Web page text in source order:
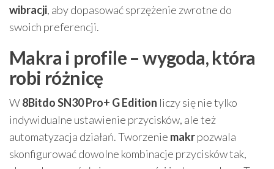
wibracji, aby dopasować sprzężenie zwrotne do
swoich preferencji.
Makra i profile – wygoda, która
robi różnicę
W8Bitdo SN30 Pro+ G Edition liczy się nie tylko
indywidualne ustawienie przycisków, ale też
automatyzacja działań. Tworzenie makrpozwala
skonfigurować dowolne kombinacje przycisków tak,